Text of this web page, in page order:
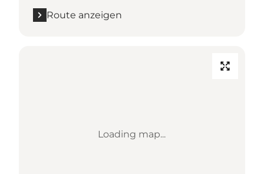
Route anzeigen
Loading map...